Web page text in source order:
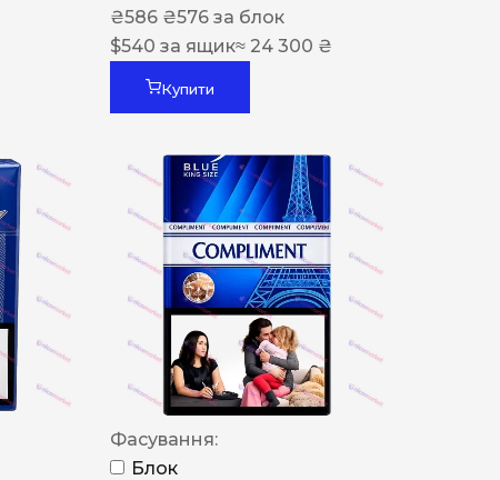
₴586 ₴576 за блок
$540 за ящик≈ 24 300 ₴
Купити
Фасування:
Блок